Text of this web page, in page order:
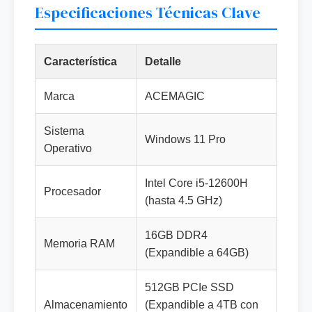
Especificaciones Técnicas Clave
Característica Detalle
Marca ACEMAGIC
Sistema
Operativo
Windows 11 Pro
Procesador
Intel Core i5-12600H
(hasta 4.5 GHz)
Memoria RAM
16GB DDR4
(Expandible a 64GB)
Almacenamiento
512GB PCIe SSD
(Expandible a 4TB con